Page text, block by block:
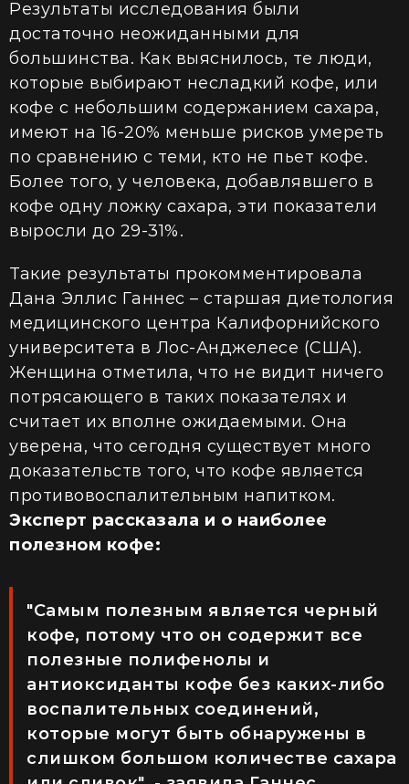
Результаты исследования были
достаточно неожиданными для
большинства. Как выяснилось, те люди,
которые выбирают несладкий кофе, или
кофе с небольшим содержанием сахара,
имеют на 16-20% меньше рисков умереть
по сравнению с теми, кто не пьет кофе.
Более того, у человека, добавлявшего в
кофе одну ложку сахара, эти показатели
выросли до 29-31%.
Такие результаты прокомментировала
Дана Эллис Ганнес – старшая диетология
медицинского центра Калифорнийского
университета в Лос-Анджелесе (США).
Женщина отметила, что не видит ничего
потрясающего в таких показателях и
считает их вполне ожидаемыми. Она
уверена, что сегодня существует много
доказательств того, что кофе является
противовоспалительным напитком.
Эксперт рассказала и о наиболее
полезном кофе:
"Самым полезным является черный
кофе, потому что он содержит все
полезные полифенолы и
антиоксиданты кофе без каких-либо
воспалительных соединений,
которые могут быть обнаружены в
слишком большом количестве сахара